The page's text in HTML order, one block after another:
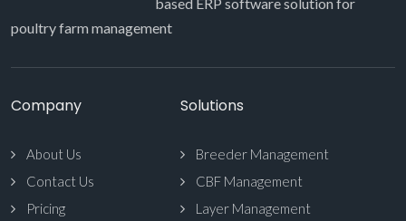
poultry farm management
Company
About Us
Contact Us
Pricing
Solutions
Breeder Management
CBF Management
Layer Management